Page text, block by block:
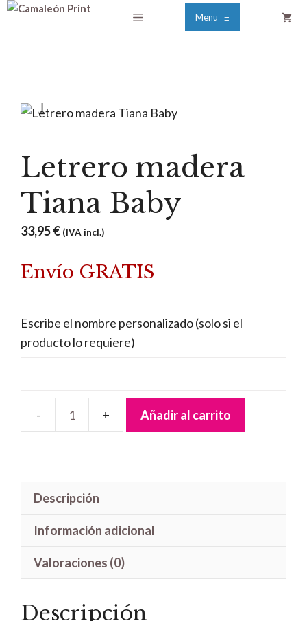
Saltar
Menú Menu ≡
Letrero madera
Tiana Baby
33,95€ (IVA incl.)
Envío GRATIS
Escribe el nombre personalizado (solo si el
producto lo requiere)
Letrero
Baby
Añadir al carrito
Descripción
Información adicional
Valoraciones (0)
Descripción